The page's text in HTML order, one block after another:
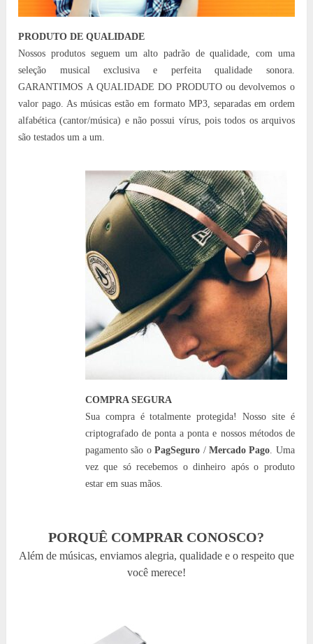
PRODUTO DE QUALIDADE
Nossos produtos seguem um alto padrão de qualidade, com uma
seleção musical exclusiva e perfeita qualidade sonora.
GARANTIMOS A QUALIDADE DO PRODUTO ou devolvemos o
valor pago. As músicas estão em formato MP3, separadas em ordem
alfabética (cantor/música) e não possui vírus, pois todos os arquivos
são testados um a um.
COMPRA SEGURA
Sua compra é totalmente protegida! Nosso site é
criptografado de ponta a ponta e nossos métodos de
pagamento são oPagSeguro /Mercado Pago . Uma
vez que só recebemos o dinheiro após o produto
estar em suas mãos.
PORQUÊ COMPRAR CONOSCO?
Além de músicas, enviamos alegria, qualidade e o respeito que
você merece!